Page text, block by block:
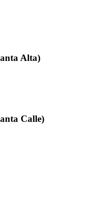
Alta)
Calle)